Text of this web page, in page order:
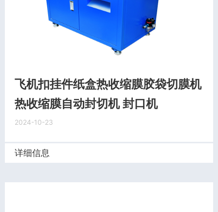
飞机扣挂件纸盒热收缩膜胶袋切膜机
热收缩膜自动封切机 封口机
2024-10-23
详细信息